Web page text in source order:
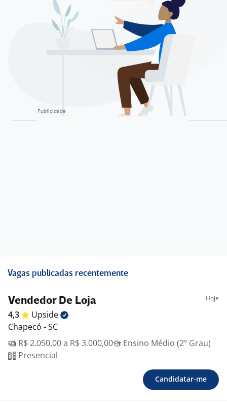
Vagas publicadas recentemente
Vendedor De Loja Hoje
4,3
Upside
Chapecó - SC
R$ 2.050,00 a R$ 3.000,00
Ensino Médio (2º Grau)
Presencial
Candidatar-me